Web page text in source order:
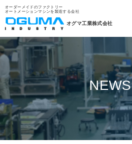
オーダーメイドのファクトリー
オートメーションマシンを製造する会社
オグマ工業株式会社
NEWS